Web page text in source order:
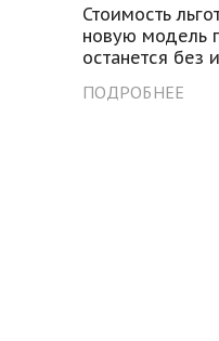
Стоимость
новую модель
останется без
ПОДРОБНЕЕ